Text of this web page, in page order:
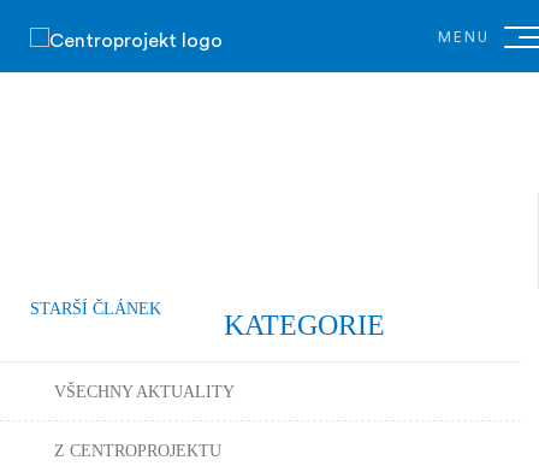
MENU
STARŠÍ ČLÁNEK
KATEGORIE
VŠECHNY AKTUALITY
Z CENTROPROJEKTU